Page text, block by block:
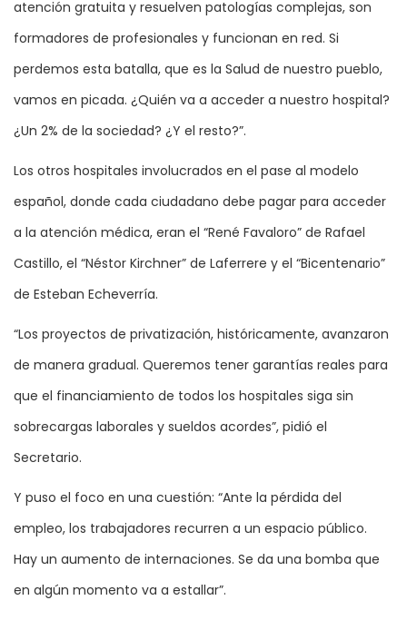
atención gratuita y resuelven patologías complejas, son
formadores de profesionales y funcionan en red. Si
perdemos esta batalla, que es la Salud de nuestro pueblo,
vamos en picada. ¿Quién va a acceder a nuestro hospital?
¿Un 2% de la sociedad? ¿Y el resto?”.
Los otros hospitales involucrados en el pase al modelo
español, donde cada ciudadano debe pagar para acceder
a la atención médica, eran el “René Favaloro” de Rafael
Castillo, el “Néstor Kirchner” de Laferrere y el “Bicentenario”
de Esteban Echeverría.
“Los proyectos de privatización, históricamente, avanzaron
de manera gradual. Queremos tener garantías reales para
que el financiamiento de todos los hospitales siga sin
sobrecargas laborales y sueldos acordes”, pidió el
Secretario.
Y puso el foco en una cuestión: “Ante la pérdida del
empleo, los trabajadores recurren a un espacio público.
Hay un aumento de internaciones. Se da una bomba que
en algún momento va a estallar”.